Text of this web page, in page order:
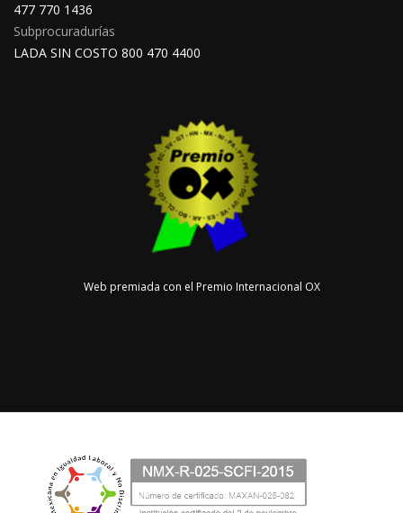
477 770 1436
Subprocuradurías
LADA SIN COSTO 800 470 4400
Web premiada con el Premio Internacional OX